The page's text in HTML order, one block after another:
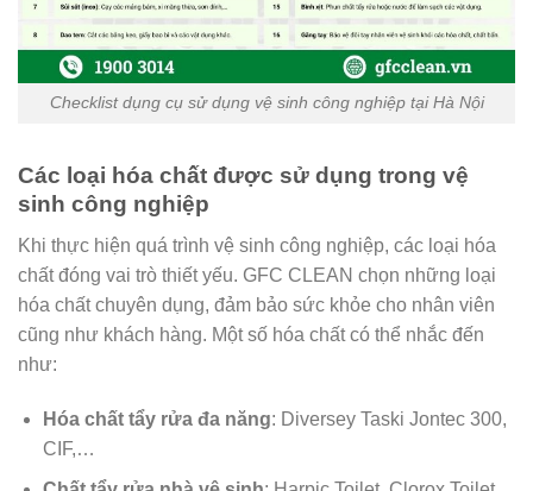
Checklist dụng cụ sử dụng vệ sinh công nghiệp tại Hà Nội
Các loại hóa chất được sử dụng trong vệ
sinh công nghiệp
Khi thực hiện quá trình vệ sinh công nghiệp, các loại hóa
chất đóng vai trò thiết yếu. GFC CLEAN chọn những loại
hóa chất chuyên dụng, đảm bảo sức khỏe cho nhân viên
cũng như khách hàng. Một số hóa chất có thể nhắc đến
như:
Hóa chất tẩy rửa đa năng: Diversey Taski Jontec 300,
CIF,…